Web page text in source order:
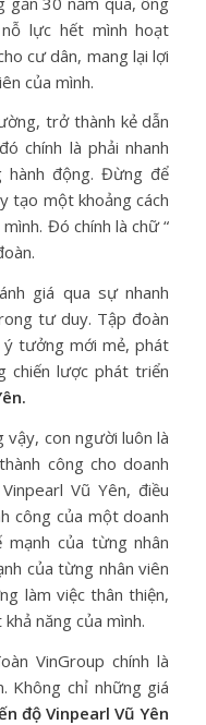
lực hết mình hoạt
cư dân, mang lại lợi
của mình.
trở thành kẻ dẫn
chính là phải nhanh
động. Đừng để
tạo một khoảng cách
Đó chính là chữ “
giá qua sự nhanh
tư duy. Tập đoàn
ý tưởng mới mẻ, phát
chiến lược phát triển
vậy, con người luôn là
công cho doanh
Vũ Yên, điều
công của một doanh
của từng nhân
của từng nhân viên
làm việc thân thiện,
năng của mình.
VinGroup chính là
Không chỉ những giá
độ Vinpearl Vũ Yên